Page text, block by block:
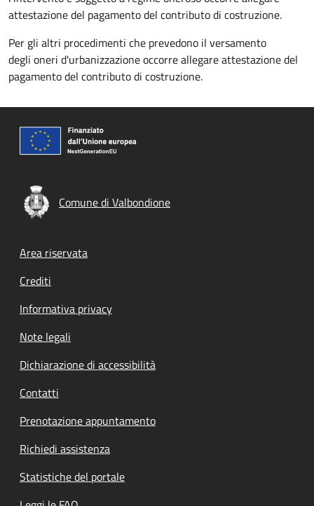
attestazione del pagamento del contributo di costruzione.
Per gli altri procedimenti che prevedono il versamento
degli oneri d'urbanizzazione occorre allegare attestazione del
pagamento del contributo di costruzione.
Comune di Valbondione
Footer menu
Area riservata
Crediti
Informativa privacy
Note legali
Dichiarazione di accessibilità
Contatti
Prenotazione appuntamento
Richiedi assistenza
Statistiche del portale